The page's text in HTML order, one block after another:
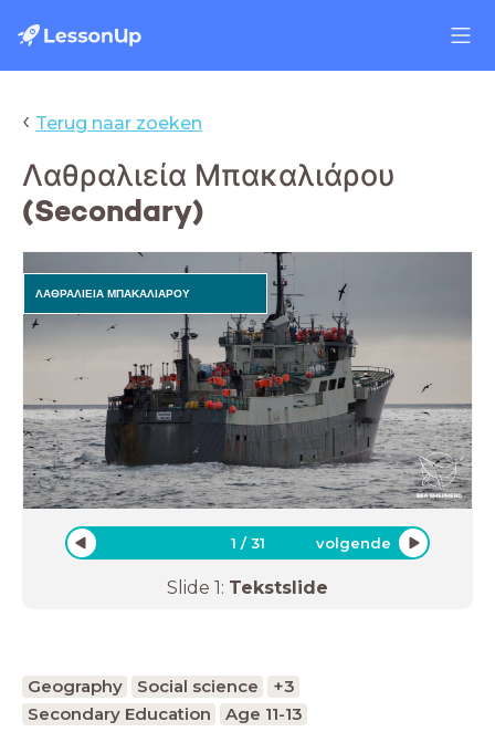
‹ Terug naar zoeken
Λαθραλιεία Μπακαλιάρου
(Secondary)
ΛΑΘΡΑΛΙΕΙΑ ΜΠΑΚΑΛΙΑΡΟΥ
1 /31 volgende
Slide 1: Tekstslide
Geography Social science
+3
Secondary Education
Age 11-13